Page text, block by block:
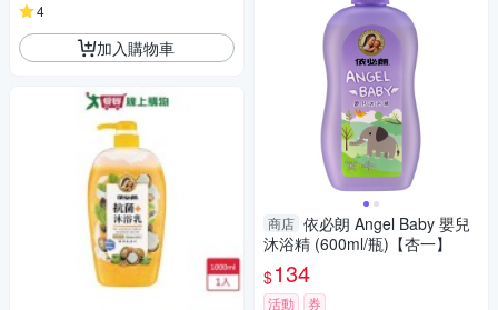
4
加入購物車
商店 依必朗 Angel Baby 嬰兒
沐浴精 (600ml/瓶)【杏一】
$134
活動 券